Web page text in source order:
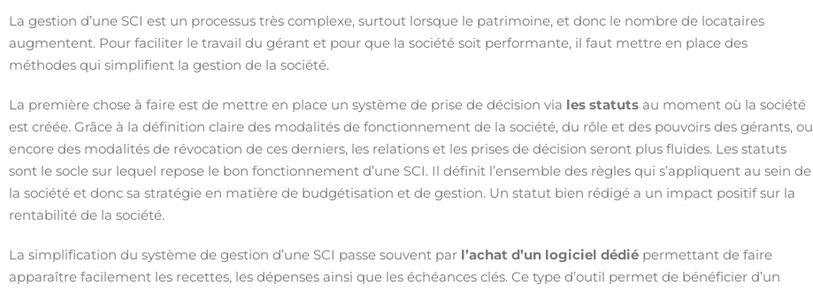
La gestion d’une SCI est un processus très complexe, surtout lorsque le patrimoine, et donc le nombre de locataires
augmentent. Pour faciliter le travail du gérant et pour que la société soit performante, il faut mettre en place des
méthodes qui simplifient la gestion de la société.
La première chose à faire est de mettre en place un système de prise de décision via les statuts au moment où la société
est créée. Grâce à la définition claire des modalités de fonctionnement de la société, du rôle et des pouvoirs des gérants, ou
encore des modalités de révocation de ces derniers, les relations et les prises de décision seront plus fluides. Les statuts
sont le socle sur lequel repose le bon fonctionnement d’une SCI. Il définit l’ensemble des règles qui s’appliquent au sein de
la société et donc sa stratégie en matière de budgétisation et de gestion. Un statut bien rédigé a un impact positif sur la
rentabilité de la société.
La simplification du système de gestion d’une SCI passe souvent par l’achat d’un logiciel dédié permettant de faire
apparaître facilement les recettes, les dépenses ainsi que les échéances clés. Ce type d’outil permet de bénéficier d’un